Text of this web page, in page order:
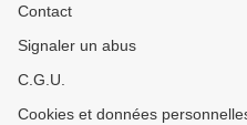
Contact
Signaler un abus
C.G.U.
Cookies et données